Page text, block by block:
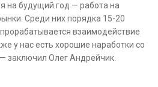
на будущий год — работа на
Среди них порядка 15-20
взаимодействие
у нас есть хорошие наработки со
заключил Олег Андрейчик.